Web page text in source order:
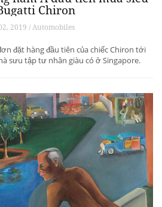
Chiron
2019 / Automobiles
đặt hàng đầu tiên của chiếc Chiron tới
sưu tập tư nhân giàu có ở Singapore.